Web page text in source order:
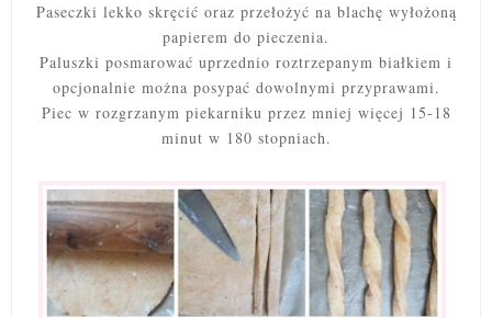
Paseczki lekko skręcić oraz przełożyć na blachę wyłożoną
papierem do pieczenia.
Paluszki posmarować uprzednio roztrzepanym białkiem i
opcjonalnie można posypać dowolnymi przyprawami.
Piec w rozgrzanym piekarniku przez mniej więcej 15-18
minut w 180 stopniach.